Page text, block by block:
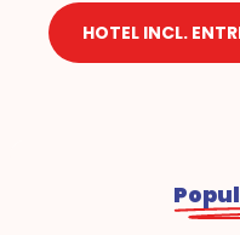
HOTEL INCL.